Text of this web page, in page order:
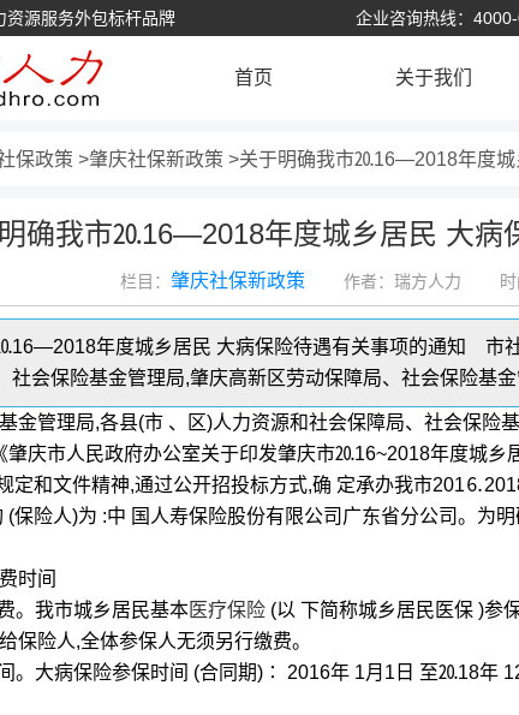
资源服务外包标杆品牌 企业咨询热线：
首页 关于我们
保政策 肇庆社保新政策 关于明确我市⒛16—2018年度城
确我市⒛16—2018年度城乡居民 大病
栏目： 肇庆社保新政策 作者：瑞方人力
年度城乡居民 大病保险待遇有关事项的通知 市
社会保险基金管理局,肇庆高新区劳动保障局、社会保险基
管理局,各县(市 、区)人力资源和社会保障局、社会保险
肇庆市人民政府办公室关于印发肇庆市⒛16~2018年度城乡
定和文件精神,通过公开招投标方式,确 定承办我市
(保险人)为 :中 国人寿保险股份有限公司广东省分公司。为
时间
我市城乡居民基本医疗保险 (以 下简称城乡居民医保 )参
保险人,全体参保人无须另行缴费。
大病保险参保时间 (合同期)∶ 2016年 1月1日 至⒛18年